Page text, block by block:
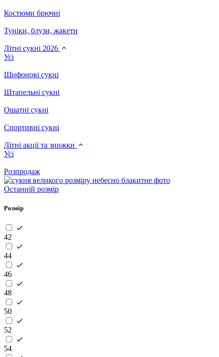
Костюми брючні
Туніки, блузи, жакети
Літні сукні 2026
Усі
Шифонові сукні
Штапельні сукні
Ошатні сукні
Спортивні сукні
Літні акції та знижки
Усі
Розпродаж
Останній розмір
Розмір
42
44
46
48
50
52
54